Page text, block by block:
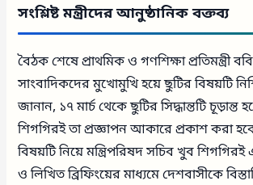
সংশ্লিষ্ট মন্ত্রীদের আনুষ্ঠানিক বক্তব্য
বৈঠক শেষে প্রাথমিক ও গণশিক্ষা প্রতিমন্ত্রী
সাংবাদিকদের মুখোমুখি হয়ে ছুটির বিষয়টি
জানান, ১৭ মার্চ থেকে ছুটির সিদ্ধান্তটি চূড়ান্ত
শিগগিরই তা প্রজ্ঞাপন আকারে প্রকাশ করা
বিষয়টি নিয়ে মন্ত্রিপরিষদ সচিব খুব
ও লিখিত ব্রিফিংয়ের মাধ্যমে দেশবাসীকে